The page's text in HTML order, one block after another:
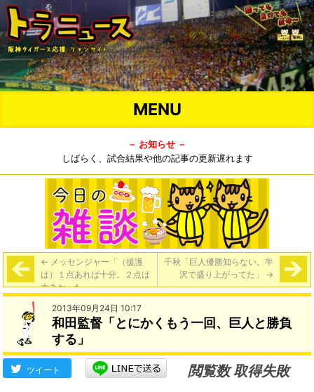
MENU
－ お知らせ －
しばらく、試合結果や他の記事の更新遅れます
← メッセンジャー「（援護
は）１点あれば十分。２点は
大きかった」
千秋「巨人優勝知らない。半
沢で盛り上がってた」 →
2013年09月24日 10:17
和田監督「とにかくもう一回、巨人と勝負
する」
ツイート
閲覧数 取得失敗